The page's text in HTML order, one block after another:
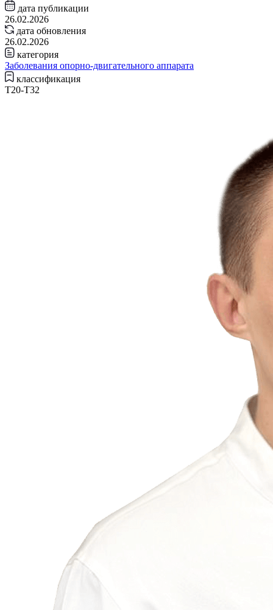
дата публикации
26.02.2026
дата обновления
26.02.2026
категория
Заболевания опорно-двигательного аппарата
классификация
T20-T32